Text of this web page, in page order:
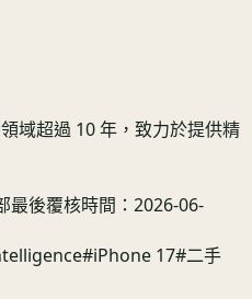
域超過 10 年，致力於提供精
最後覆核時間： 2026-06-
#iPhone 17#二手